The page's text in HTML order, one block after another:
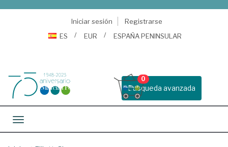
Iniciar sesión
Registrarse
ES
EUR ESPAÑA PENINSULAR
Busqueda avanzada
0
Toggle navigation